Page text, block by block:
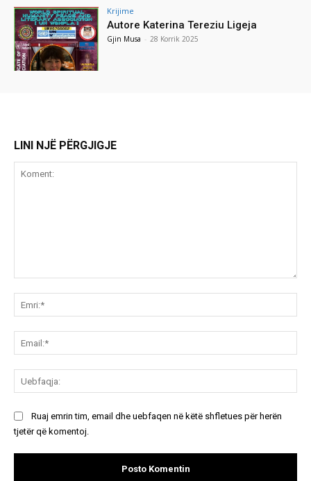
Krijime
Autore Katerina Tereziu Ligeja
Gjin Musa - 28 Korrik 2025
LINI NJË PËRGJIGJE
Ruaj emrin tim, email dhe uebfaqen në këtë shfletues për herën
tjetër që komentoj.